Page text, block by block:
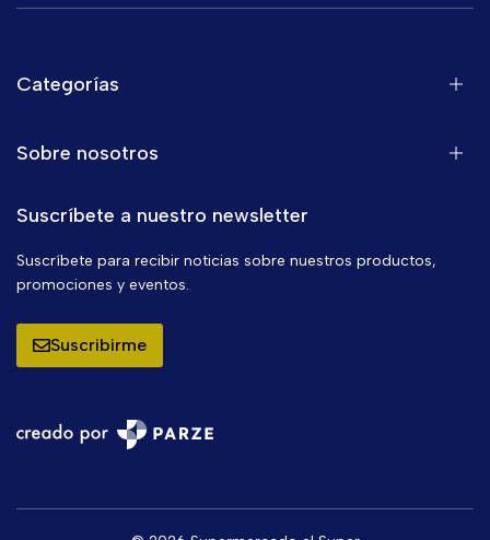
Categorías
Sobre nosotros
Suscríbete a nuestro newsletter
Suscríbete para recibir noticias sobre nuestros productos,
promociones y eventos.
Suscribirme